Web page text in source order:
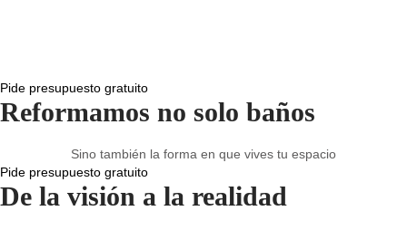
Pide presupuesto gratuito
Reformamos no solo baños
Sino también la forma en que vives tu espacio
Pide presupuesto gratuito
De la visión a la realidad